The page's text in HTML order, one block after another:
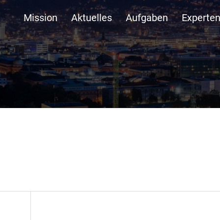
Mission Aktuelles Aufgaben Experten